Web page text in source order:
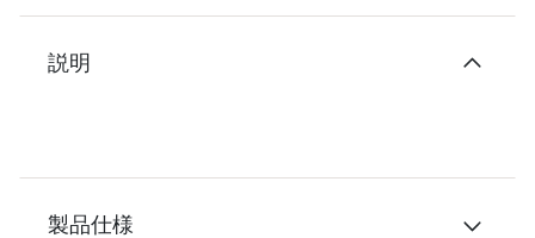
説明
製品仕様